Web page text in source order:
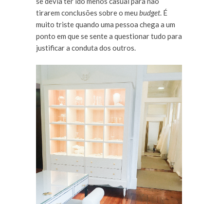
tirarem conclusões sobre o meu budget. É
muito triste quando uma pessoa chega a um
ponto em que se sente a questionar tudo para
justificar a conduta dos outros.